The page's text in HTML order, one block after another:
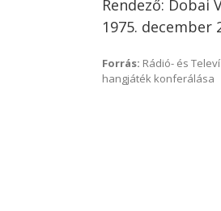
Rendező: Dobai
1975. december
Forrás: Rádió- és
hangjáték konferálása